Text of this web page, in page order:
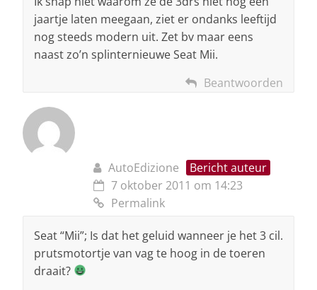
jaartje laten meegaan, ziet er ondanks leeftijd
nog steeds modern uit. Zet bv maar eens
naast zo’n splinternieuwe Seat Mii.
Beantwoorden
AutoEdizione
Bericht auteur
7 oktober 2011 om 14:23
Permalink
Seat “Mii”; Is dat het geluid wanneer je het 3 cil.
prutsmotortje van vag te hoog in de toeren
draait?